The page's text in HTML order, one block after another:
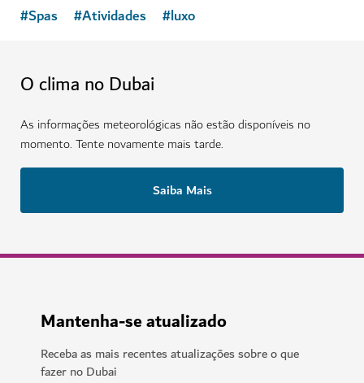
#Spas #Atividades #luxo
O clima no Dubai
As informações meteorológicas não estão disponíveis no
momento. Tente novamente mais tarde.
Saiba Mais
Mantenha-se atualizado
Receba as mais recentes atualizações sobre o que
fazer no Dubai